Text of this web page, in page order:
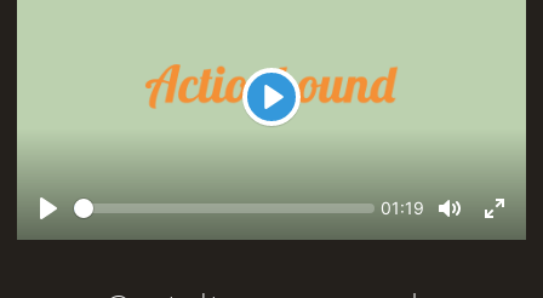
Play
Seek
Current
01:19
Mute